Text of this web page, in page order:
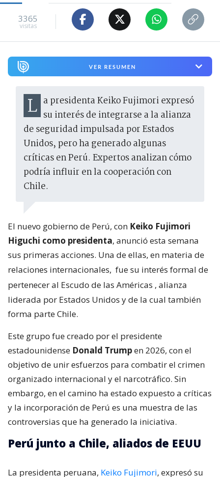
3365
visitas
VER RESUMEN
La presidenta Keiko Fujimori expresó su interés de integrarse a la alianza
de seguridad impulsada por Estados
Unidos, pero ha generado algunas
críticas en Perú. Expertos analizan cómo
podría influir en la cooperación con
Chile.
El nuevo gobierno de Perú, con Keiko Fujimori
Higuchi como presidenta, anunció esta semana
sus primeras acciones. Una de ellas, en materia de
relaciones internacionales, fue su interés formal de
pertenecer al Escudo de las Américas , alianza
liderada por Estados Unidos y de la cual también
forma parte Chile.
Este grupo fue creado por el presidente
estadounidense Donald Trumpen 2026, con el
objetivo de unir esfuerzos para combatir el crimen
organizado internacional y el narcotráfico. Sin
embargo, en el camino ha estado expuesto a críticas
y la incorporación de Perú es una muestra de las
controversias que ha generado la iniciativa.
Perú junto a Chile, aliados de EEUU
La presidenta peruana, Keiko Fujimori, expresó su